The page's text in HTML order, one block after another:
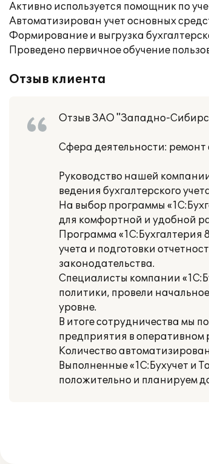
Активно используется помощник по
Автоматизирован учет основных
Формирование и выгрузка
Проведено первичное обучение
Отзыв клиента
Отзыв ЗАО "Западно-
Сфера деятельности: ремонт
Руководство нашей
ведения бухгалтерского
На выбор программы
для комфортной и удобной
Программа «1С:Бухгалтерия
учета и подготовки
законодательства.
Специалисты компании
политики, провели
уровне.
В итоге сотрудничества мы
предприятия в оперативном
Количество
Выполненные «1С:Бухучет и
положительно и планируем